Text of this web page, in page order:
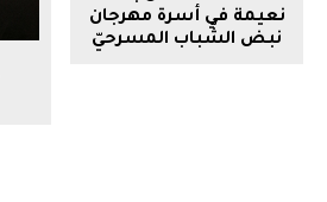
نعيمة في أسرة مهرجان
نبض الشّباب المسرحيّ